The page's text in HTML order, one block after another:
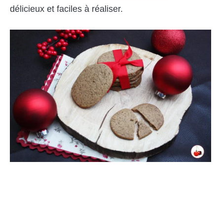
délicieux et faciles à réaliser.